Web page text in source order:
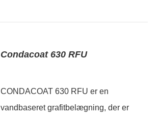
Condacoat 630 RFU
CONDACOAT 630 RFU er en
vandbaseret grafitbelægning, der er